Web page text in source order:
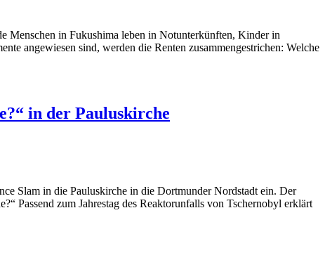
Menschen in Fukushima leben in Notunterkünften, Kinder in
angewiesen sind, werden die Renten zusammengestrichen: Welche
in der Pauluskirche
Slam in die Pauluskirche in die Dortmunder Nordstadt ein. Der
Passend zum Jahrestag des Reaktorunfalls von Tschernobyl erklärt